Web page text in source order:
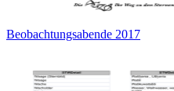
Beobachtungsabende 2017